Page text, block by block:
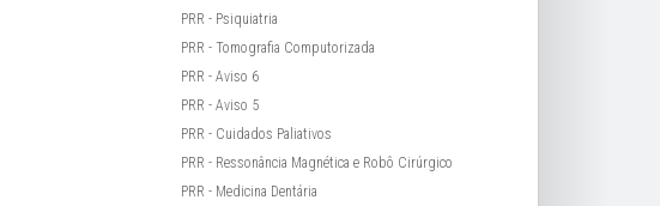
PRR - Psiquiatria
PRR - Tomografia Computorizada
PRR - Aviso 6
PRR - Aviso 5
PRR - Cuidados Paliativos
PRR - Ressonância Magnética e Robô Cirúrgico
PRR - Medicina Dentária